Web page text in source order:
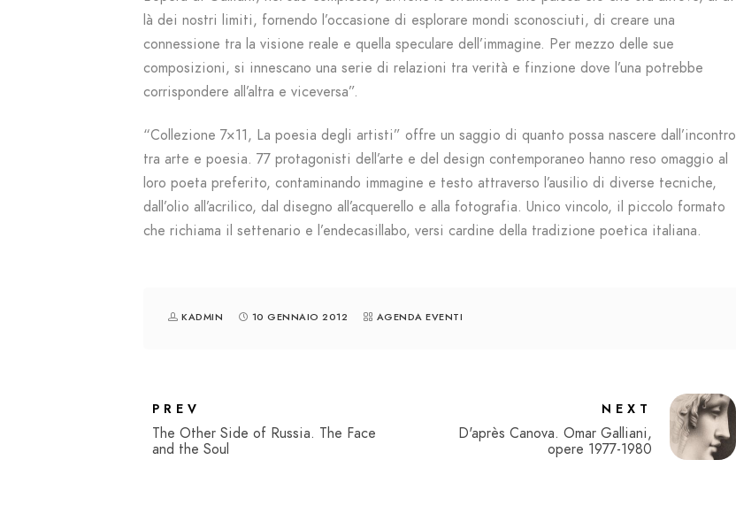
là dei nostri limiti, fornendo l’occasione di esplorare mondi sconosciuti, di creare una
connessione tra la visione reale e quella speculare dell’immagine. Per mezzo delle sue
composizioni, si innescano una serie di relazioni tra verità e finzione dove l’una potrebbe
corrispondere all’altra e viceversa”.
“Collezione 7×11, La poesia degli artisti” offre un saggio di quanto possa nascere dall’incontro
tra arte e poesia. 77 protagonisti dell’arte e del design contemporaneo hanno reso omaggio al
loro poeta preferito, contaminando immagine e testo attraverso l’ausilio di diverse tecniche,
dall’olio all’acrilico, dal disegno all’acquerello e alla fotografia. Unico vincolo, il piccolo formato
che richiama il settenario e l’endecasillabo, versi cardine della tradizione poetica italiana.
KADMIN 10 GENNAIO 2012 AGENDA EVENTI
PREV
The Other Side of Russia. The Face
and the Soul
NEXT
D'après Canova. Omar Galliani,
opere 1977-1980